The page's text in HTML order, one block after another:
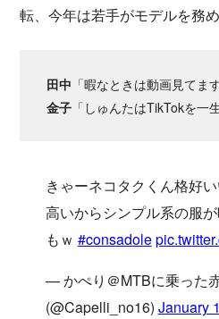
転、今年は若手がモデルを務め
田中 「暇なときは動画見てます
金子 「しゅんたはTikTokを一
きゃーネコタクくん格好
高いからシンプル系の服
もｗ #consadole
— かぺり＠MTBに乗った
(@Capelli_no16) January